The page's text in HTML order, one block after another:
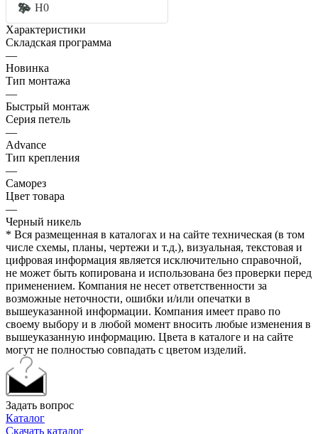
H0
Характеристики
Складская программа
—
Новинка
Тип монтажа
—
Быстрый монтаж
Серия петель
—
Advance
Тип крепления
—
Саморез
Цвет товара
—
Черный никель
* Вся размещенная в каталогах и на сайте техническая (в том
числе схемы, планы, чертежи и т.д.), визуальная, текстовая и
цифровая информация является исключительно справочной,
не может быть копирована и использована без проверки перед
применением. Компания не несет ответственности за
возможные неточности, ошибки и/или опечатки в
вышеуказанной информации. Компания имеет право по
своему выбору и в любой момент вносить любые изменения в
вышеуказанную информацию. Цвета в каталоге и на сайте
могут не полностью совпадать с цветом изделий.
Задать вопрос
Каталог
Скачать каталог